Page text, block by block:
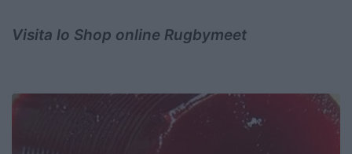
Visita lo Shop online Rugbymeet